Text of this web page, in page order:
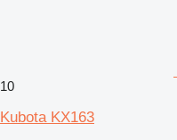
10
Kubota KX163